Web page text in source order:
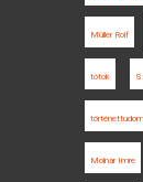
Müller Rolf
tótok
Molnár Imre